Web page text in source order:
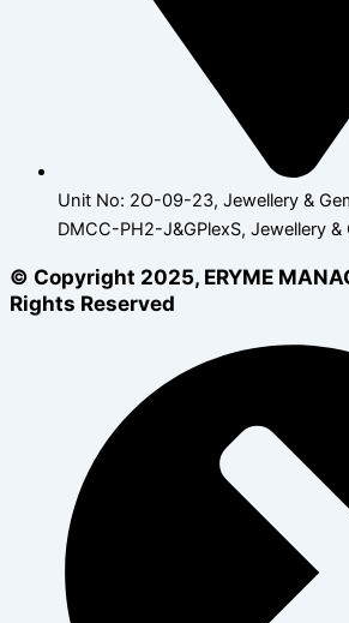
Unit No: 2O-09-23, Jewellery &
DMCC-PH2-J&GPlexS, Jewellery &
© Copyright 2025, ERYME
Rights Reserved